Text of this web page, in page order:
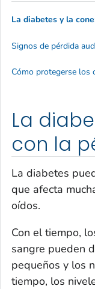
La
con la
La diabetes
que afecta
oídos.
Con el tiempo,
sangre pueden
pequeños y los
tiempo, los
La diabetes y la
Signos de pérdida
Cómo protegerse los